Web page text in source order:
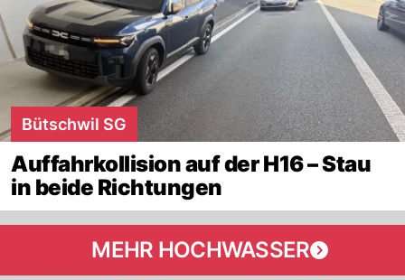
Bütschwil SG
Auffahrkollision auf der H16 – Stau
in beide Richtungen
MEHR HOCHWASSER